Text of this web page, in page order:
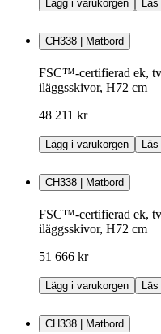
Lägg i varukorgen
CH338 | Matbord
FSC™-certifierad ek,
iläggsskivor, H72 cm
48 211 kr
Lägg i varukorgen
CH338 | Matbord
FSC™-certifierad ek,
iläggsskivor, H72 cm
51 666 kr
Lägg i varukorgen
CH338 | Matbord